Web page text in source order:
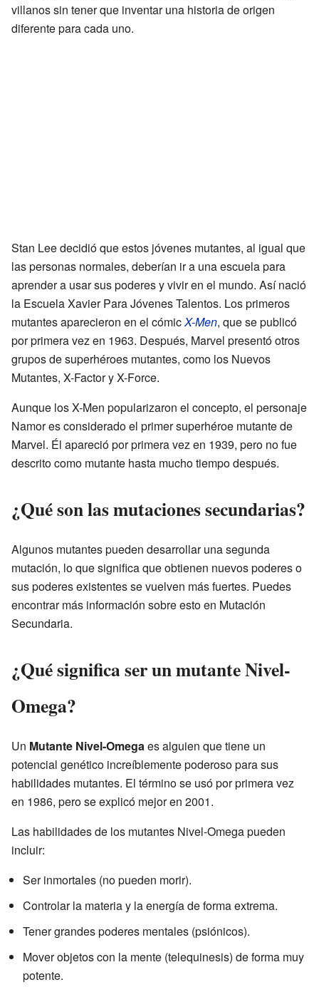
villanos sin tener que inventar una historia de origen
diferente para cada uno.
Stan Lee decidió que estos jóvenes mutantes, al igual que
las personas normales, deberían ir a una escuela para
aprender a usar sus poderes y vivir en el mundo. Así nació
la Escuela Xavier Para Jóvenes Talentos. Los primeros
mutantes aparecieron en el cómicX-Men, que se publicó
por primera vez en 1963. Después, Marvel presentó otros
grupos de superhéroes mutantes, como los Nuevos
Mutantes, X-Factor y X-Force.
Aunque los X-Men popularizaron el concepto, el personaje
Namor es considerado el primer superhéroe mutante de
Marvel. Él apareció por primera vez en 1939, pero no fue
descrito como mutante hasta mucho tiempo después.
¿Qué son las mutaciones secundarias?
Algunos mutantes pueden desarrollar una segunda
mutación, lo que significa que obtienen nuevos poderes o
sus poderes existentes se vuelven más fuertes. Puedes
encontrar más información sobre esto en Mutación
Secundaria.
¿Qué significa ser un mutante Nivel-
Omega?
Un Mutante Nivel-Omegaes alguien que tiene un
potencial genético increíblemente poderoso para sus
habilidades mutantes. El término se usó por primera vez
en 1986, pero se explicó mejor en 2001.
Las habilidades de los mutantes Nivel-Omega pueden
incluir:
Ser inmortales (no pueden morir).
Controlar la materia y la energía de forma extrema.
Tener grandes poderes mentales (psiónicos).
Mover objetos con la mente (telequinesis) de forma muy
potente.